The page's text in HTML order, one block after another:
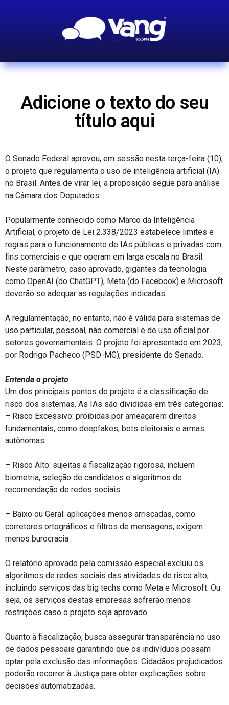
Adicione o texto do seu
título aqui
O Senado Federal aprovou, em sessão nesta terça-feira (10),
o projeto que regulamenta o uso de inteligência artificial (IA)
no Brasil. Antes de virar lei, a proposição segue para análise
na Câmara dos Deputados.
Popularmente conhecido como Marco da Inteligência
Artificial, o projeto de Lei 2.338/2023 estabelece limites e
regras para o funcionamento de IAs públicas e privadas com
fins comerciais e que operam em larga escala no Brasil.
Neste parâmetro, caso aprovado, gigantes da tecnologia
como OpenAI (do ChatGPT), Meta (do Facebook) e Microsoft
deverão se adequar as regulações indicadas.
A regulamentação, no entanto, não é válida para sistemas de
uso particular, pessoal, não comercial e de uso oficial por
setores governamentais. O projeto foi apresentado em 2023,
por Rodrigo Pacheco (PSD-MG), presidente do Senado.
Entenda o projeto
Um dos principais pontos do projeto é a classificação de
risco dos sistemas. As IAs são divididas em três categorias:
– Risco Excessivo: proibidas por ameaçarem direitos
fundamentais, como deepfakes, bots eleitorais e armas
autônomas
– Risco Alto: sujeitas a fiscalização rigorosa, incluem
biometria, seleção de candidatos e algoritmos de
recomendação de redes sociais
– Baixo ou Geral: aplicações menos arriscadas, como
corretores ortográficos e filtros de mensagens, exigem
menos burocracia
O relatório aprovado pela comissão especial excluiu os
algoritmos de redes sociais das atividades de risco alto,
incluindo serviços das big techs como Meta e Microsoft. Ou
seja, os serviços destas empresas sofrerão menos
restrições caso o projeto seja aprovado.
Quanto à fiscalização, busca assegurar transparência no uso
de dados pessoais garantindo que os indivíduos possam
optar pela exclusão das informações. Cidadãos prejudicados
poderão recorrer à Justiça para obter explicações sobre
decisões automatizadas.